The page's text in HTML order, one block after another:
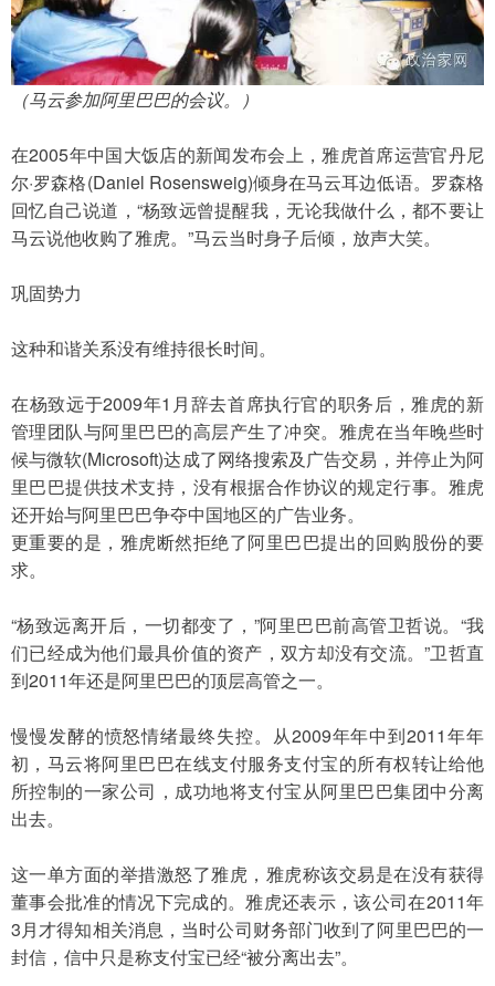
（马云参加阿里巴巴的会议。）
在2005年中国大饭店的新闻发布会上，雅虎首席运营官丹尼
尔·罗森格(Daniel Rosensweig)倾身在马云耳边低语。罗森格
回忆自己说道，“杨致远曾提醒我，无论我做什么，都不要让
马云说他收购了雅虎。”马云当时身子后倾，放声大笑。
巩固势力
这种和谐关系没有维持很长时间。
在杨致远于2009年1月辞去首席执行官的职务后，雅虎的新
管理团队与阿里巴巴的高层产生了冲突。雅虎在当年晚些时
候与微软(Microsoft)达成了网络搜索及广告交易，并停止为阿
里巴巴提供技术支持，没有根据合作协议的规定行事。雅虎
还开始与阿里巴巴争夺中国地区的广告业务。
更重要的是，雅虎断然拒绝了阿里巴巴提出的回购股份的要
求。
“杨致远离开后，一切都变了，”阿里巴巴前高管卫哲说。“我
们已经成为他们最具价值的资产，双方却没有交流。”卫哲直
到2011年还是阿里巴巴的顶层高管之一。
慢慢发酵的愤怒情绪最终失控。从2009年年中到2011年年
初，马云将阿里巴巴在线支付服务支付宝的所有权转让给他
所控制的一家公司，成功地将支付宝从阿里巴巴集团中分离
出去。
这一单方面的举措激怒了雅虎，雅虎称该交易是在没有获得
董事会批准的情况下完成的。雅虎还表示，该公司在2011年
3月才得知相关消息，当时公司财务部门收到了阿里巴巴的一
封信，信中只是称支付宝已经“被分离出去”。